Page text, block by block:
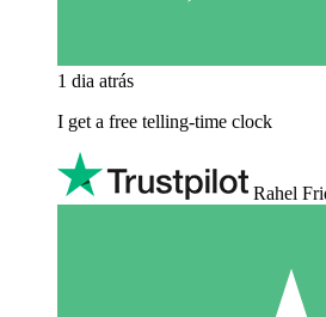
1 dia atrás
I get a free telling-time clock
Rahel